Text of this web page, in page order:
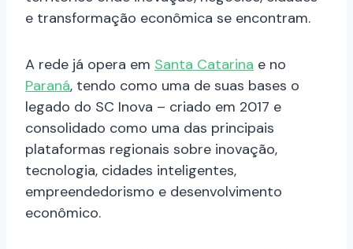
e transformação econômica se encontram.
A rede já opera em Santa Catarina e no
Paraná, tendo como uma de suas bases o
legado do SC Inova – criado em 2017 e
consolidado como uma das principais
plataformas regionais sobre inovação,
tecnologia, cidades inteligentes,
empreendedorismo e desenvolvimento
econômico.